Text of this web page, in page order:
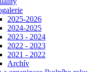
2025-2026
2024-2025
2023 - 2024
2022 - 2023
2021 - 2022
Archív